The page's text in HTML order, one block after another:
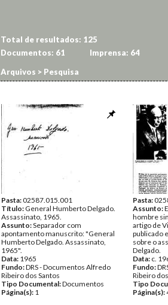
Arquivos > Pesquisa
Total de resultados: 125
Documentos: 61
Imprensa: 64
Pasta:02587.015.001
Título: General Humberto Delgado.
Assassinato, 1965.
Assunto:Separador com
apontamento manuscrito: "General
Humberto Delgado. Assassinato,
1965".
Data: 1965
Fundo:DRS - Documentos Alfredo
Ribeiro dos Santos
Tipo Documental:Documentos
Página(s): 1
Pasta:
Assunto:
hombre
artigo de
publicado
sobre o
Delgado.
Data: c.
Fundo:
Ribeiro
Tipo
Página(s):